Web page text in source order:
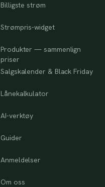
Billigste strøm
Strømpris-widget
Produkter — sammenlign
priser
Salgskalender & Black Friday
Lånekalkulator
AI-verktøy
Guider
Anmeldelser
Om oss